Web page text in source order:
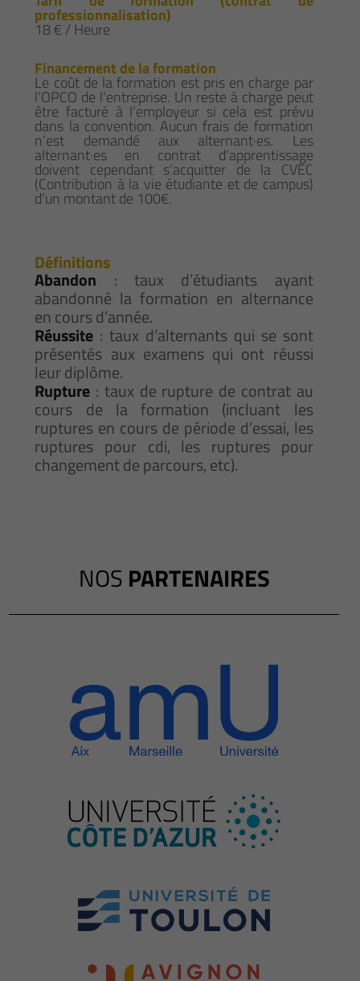
professionnalisation)
18 € / Heure
Financement de la formation
Le coût de la formation est pris en charge par
l'OPCO de l'entreprise. Un reste à charge peut
être facturé à l’employeur si cela est prévu
dans la convention. Aucun frais de formation
n’est demandé aux alternant·es. Les
alternant·es en contrat d’apprentissage
doivent cependant s’acquitter de la CVEC
(Contribution à la vie étudiante et de campus)
d’un montant de 100€.
Définitions
Abandon : taux d’étudiants ayant
abandonné la formation en alternance
en cours d’année.
Réussite : taux d’alternants qui se sont
présentés aux examens qui ont réussi
leur diplôme.
Rupture : taux de rupture de contrat au
cours de la formation (incluant les
ruptures en cours de période d’essai, les
ruptures pour cdi, les ruptures pour
changement de parcours, etc).
NOS PARTENAIRES